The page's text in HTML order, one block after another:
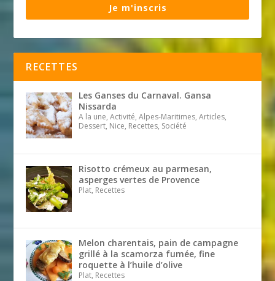
Je m'inscris
RECETTES
Les Ganses du Carnaval. Gansa
Nissarda
A la une, Activité, Alpes-Maritimes, Articles,
Dessert, Nice, Recettes, Société
Risotto crémeux au parmesan,
asperges vertes de Provence
Plat, Recettes
Melon charentais, pain de campagne
grillé à la scamorza fumée, fine
roquette à l’huile d’olive
Plat, Recettes